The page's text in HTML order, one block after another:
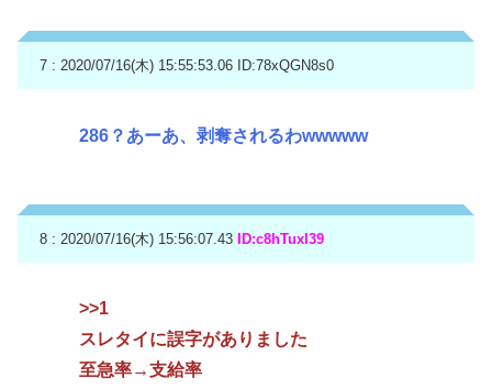
7 : 2020/07/16(木) 15:55:53.06 ID:78xQGN8s0
286？あーあ、剥奪されるわwwwww
8 : 2020/07/16(木) 15:56:07.43 ID:c8hTuxI39
>>1
スレタイに誤字がありました
至急率→支給率